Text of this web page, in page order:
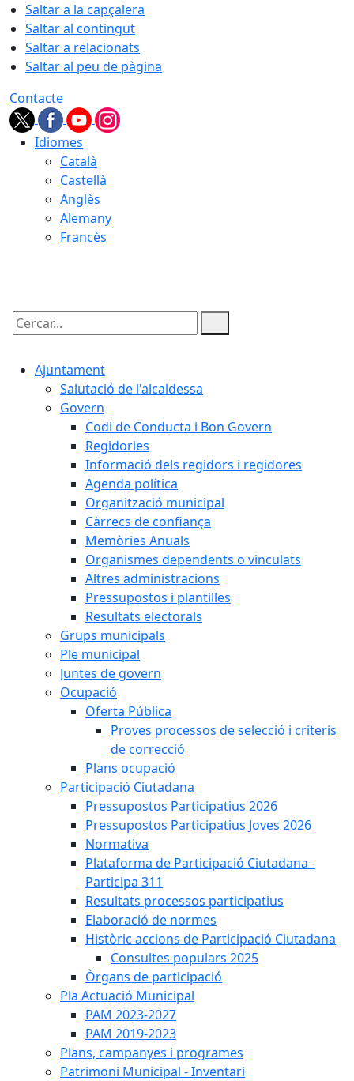
Saltar a la capçalera
Saltar al contingut
Saltar a relacionats
Saltar al peu de pàgina
Contacte
Idiomes
Català
Castellà
Anglès
Alemany
Francès
Cercar:
Ajuntament
Salutació de l'alcaldessa
Govern
Codi de Conducta i Bon Govern
Regidories
Informació dels regidors i regidores
Agenda política
Organització municipal
Càrrecs de confiança
Memòries Anuals
Organismes dependents o vinculats
Altres administracions
Pressupostos i plantilles
Resultats electorals
Grups municipals
Ple municipal
Juntes de govern
Ocupació
Oferta Pública
Proves processos de selecció i criteris
de correcció
Plans ocupació
Participació Ciutadana
Pressupostos Participatius 2026
Pressupostos Participatius Joves 2026
Normativa
Plataforma de Participació Ciutadana -
Participa 311
Resultats processos participatius
Elaboració de normes
Històric accions de Participació Ciutadana
Consultes populars 2025
Òrgans de participació
Pla Actuació Municipal
PAM 2023-2027
PAM 2019-2023
Plans, campanyes i programes
Patrimoni Municipal - Inventari